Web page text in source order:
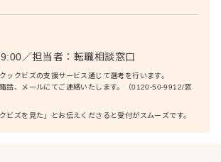
／担当者： 転職相談窓口
ックビズの支援サービス通じて選考を行います。
話、メールにてご連絡いたします。（0120-50-9912/窓
ビズを見た」とお伝えくださると受付がスムーズです。